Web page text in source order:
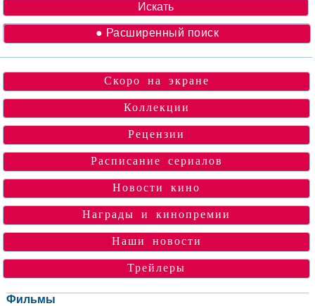
● Расширенный поиск
Скоро на экране
Коллекции
Рецензии
Расписание сериалов
Новости кино
Награды и кинопремии
Наши новости
Трейлеры
Фильмы